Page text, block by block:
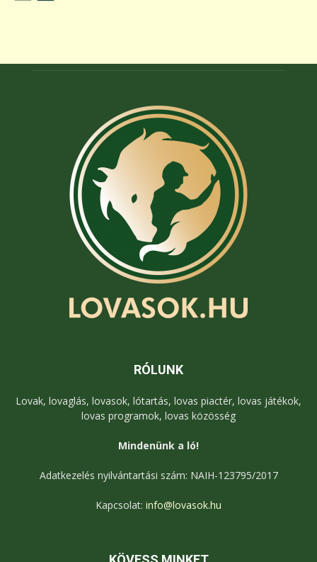
RÓLUNK
Lovak, lovaglás, lovasok, lótartás, lovas piactér, lovas játékok,
lovas programok, lovas közösség
Mindenünk a ló!
Adatkezelés nyilvántartási szám: NAIH-123795/2017
Kapcsolat: info@lovasok.hu